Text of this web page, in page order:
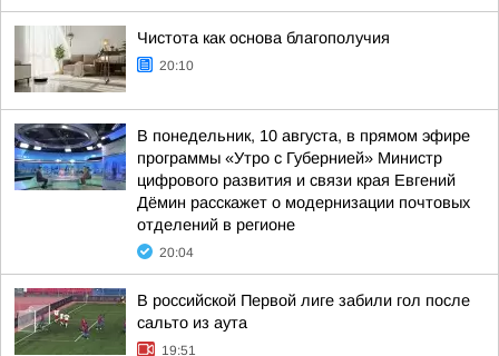
Чистота как основа благополучия
20:10
В понедельник, 10 августа, в прямом эфире
программы «Утро с Губернией» Министр
цифрового развития и связи края Евгений
Дёмин расскажет о модернизации почтовых
отделений в регионе
20:04
В российской Первой лиге забили гол после
сальто из аута
19:51